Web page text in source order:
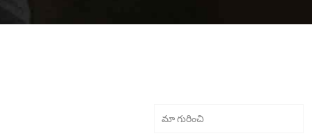
మా గురించి